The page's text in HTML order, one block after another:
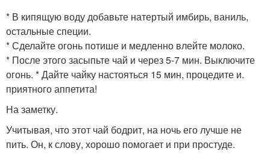
* В кипящую воду добавьте натертый имбирь, ваниль,
остальные специи.
* Сделайте огонь потише и медленно влейте молоко.
* После этого засыпьте чай и через 5-7 мин. Выключите
огонь. * Дайте чайку настояться 15 мин, процедите и.
приятного аппетита!
На заметку.
Учитывая, что этот чай бодрит, на ночь его лучше не
пить. Он, к слову, хорошо помогает и при простуде.